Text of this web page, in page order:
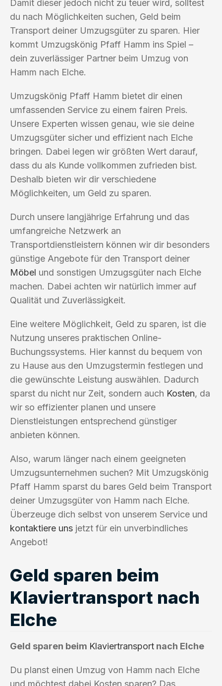
Damit dieser jedoch nicht zu teuer wird, solltest
du nach Möglichkeiten suchen, Geld beim
Transport deiner Umzugsgüter zu sparen. Hier
kommt Umzugskönig Pfaff Hamm ins Spiel –
dein zuverlässiger Partner beim Umzug von
Hamm nach Elche.
Umzugskönig Pfaff Hamm bietet dir einen
umfassenden Service zu einem fairen Preis.
Unsere Experten wissen genau, wie sie deine
Umzugsgüter sicher und effizient nach Elche
bringen. Dabei legen wir größten Wert darauf,
dass du als Kunde vollkommen zufrieden bist.
Deshalb bieten wir dir verschiedene
Möglichkeiten, um Geld zu sparen.
Durch unsere langjährige Erfahrung und das
umfangreiche Netzwerk an
Transportdienstleistern können wir dir besonders
günstige Angebote für den Transport deiner
Möbel und sonstigen Umzugsgüter nach Elche
machen. Dabei achten wir natürlich immer auf
Qualität und Zuverlässigkeit.
Eine weitere Möglichkeit, Geld zu sparen, ist die
Nutzung unseres praktischen Online-
Buchungssystems. Hier kannst du bequem von
zu Hause aus den Umzugstermin festlegen und
die gewünschte Leistung auswählen. Dadurch
sparst du nicht nur Zeit, sondern auch Kosten, da
wir so effizienter planen und unsere
Dienstleistungen entsprechend günstiger
anbieten können.
Also, warum länger nach einem geeigneten
Umzugsunternehmen suchen? Mit Umzugskönig
Pfaff Hamm sparst du bares Geld beim Transport
deiner Umzugsgüter von Hamm nach Elche.
Überzeuge dich selbst von unserem Service und
kontaktiere uns jetzt für ein unverbindliches
Angebot!
Geld sparen beim
Klaviertransport nach
Elche
Geld sparen beim Klaviertransport nach Elche
Du planst einen Umzug von Hamm nach Elche
und möchtest dabei Kosten sparen? Das